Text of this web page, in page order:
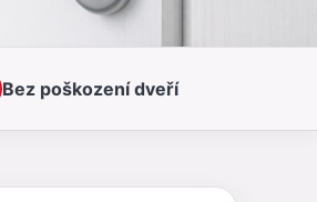
Bez poškození dveří